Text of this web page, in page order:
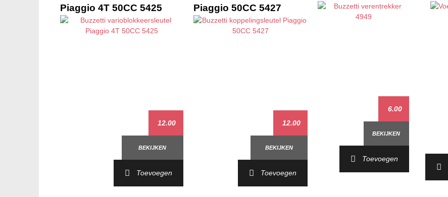
Piaggio 4T 50CC 5425
12.00
BEKIJKEN
Toevoegen
Piaggio 50CC 5427
12.00
BEKIJKEN
Toevoegen
6.00
BEKIJKEN
Toevoegen